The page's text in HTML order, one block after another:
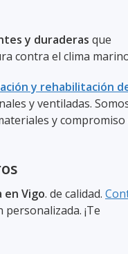
y duraderas que
contra el clima
y rehabilitación
y ventiladas.
y compromiso
Vigo. de calidad.
¡Te